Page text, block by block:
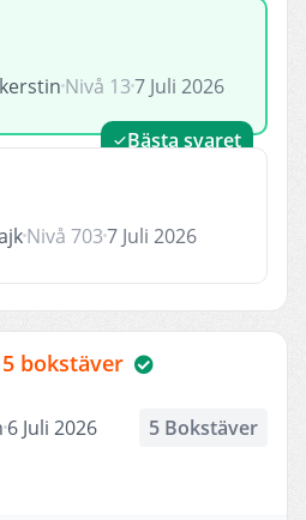
Bästa svaret
Nivå 137 Juli 2026
Nivå 7037 Juli 2026
bokstäver
6 Juli 2026 5 Bokstäver